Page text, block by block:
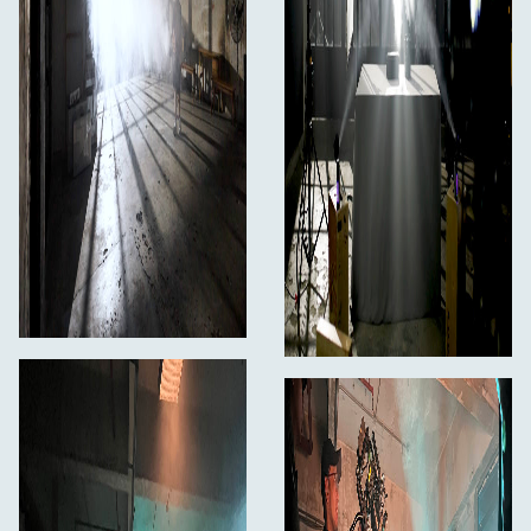
Bezvadu tālvadības pults
Dūmu kamera, kas izsmidzina dūmus
100 ml dūmu formulas uzpilde
Precīzu dūmu veidošanas sprauslu komplekts
Eļļas bloķētājs
USB-C uzlādes kabelis
1/4" stiprinājuma adapteris
Magnētiskais stiprinājums
Aizsargvāciņš